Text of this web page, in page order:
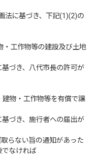
に基づき、下記(1)(2)の
作物等の建設及び土地
、八代市長の許可が
・工作物等を有償で譲
、施行者への届出が
い旨の通知があった
なければ